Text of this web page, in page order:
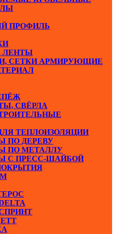
ПРОФИЛЬ
ЛЕНТЫ
СЕТКИ АРМИРУЮЩИЕ
СВЁРЛА
ТЕПЛОИЗОЛЯЦИИ
ПО ДЕРЕВУ
ПО МЕТАЛЛУ
С ПРЕСС-ШАЙБОЙ